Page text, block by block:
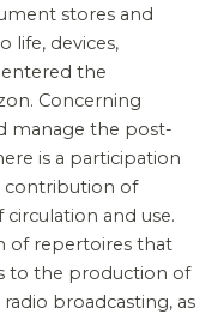
stores and
life, devices,
the
Concerning
manage the post-
is a participation
contribution of
and use.
of repertoires that
to the production of
broadcasting, as